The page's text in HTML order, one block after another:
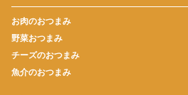
お肉のおつまみ
野菜おつまみ
チーズのおつまみ
魚介のおつまみ